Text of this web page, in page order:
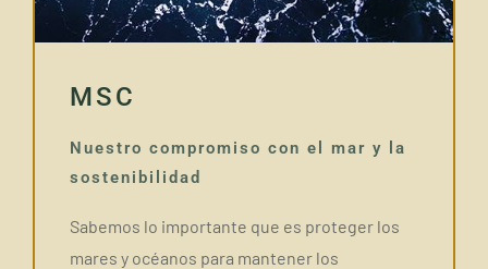
MSC
Nuestro compromiso con el mar y la
sostenibilidad
Sabemos lo importante que es proteger los
mares y océanos para mantener los